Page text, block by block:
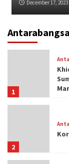
December 17, 2023
Antarabangsa
5
1
2